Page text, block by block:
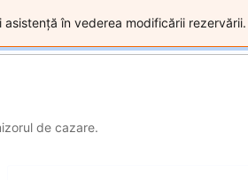
în vederea modificării rezervării.
de cazare.